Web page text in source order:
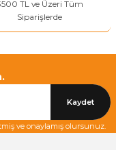
TL ve Üzeri Tüm
Siparişlerde
Kaydet
ve onaylamış olursunuz.